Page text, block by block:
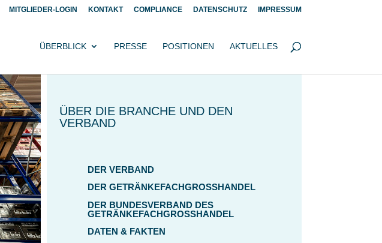
MITGLIEDER-LOGIN KONTAKT COMPLIANCE DATENSCHUTZ IMPRESSUM
ÜBERBLICK PRESSE POSITIONEN AKTUELLES
ÜBER DIE BRANCHE UND DEN
VERBAND
DER VERBAND
DER GETRÄNKEFACHGROSSHANDEL
DER BUNDESVERBAND DES
GETRÄNKEFACHGROSSHANDEL
DATEN & FAKTEN